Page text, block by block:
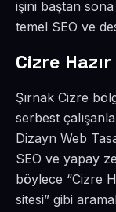
işini baştan
temel SEO ve
Cizre
Şırnak Cizre
serbest
Dizayn Web
SEO ve yapay
böylece “Cizre
sitesi” gibi